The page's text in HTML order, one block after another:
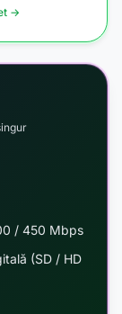
→
/ 450 Mbps
(SD / HD